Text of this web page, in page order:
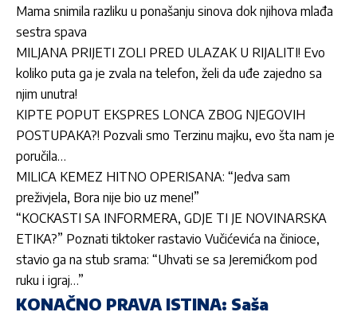
Mama snimila razliku u ponašanju sinova dok njihova mlađa
sestra spava
MILJANA PRIJETI ZOLI PRED ULAZAK U RIJALITI! Evo
koliko puta ga je zvala na telefon, želi da uđe zajedno sa
njim unutra!
KIPTE POPUT EKSPRES LONCA ZBOG NJEGOVIH
POSTUPAKA?! Pozvali smo Terzinu majku, evo šta nam je
poručila…
MILICA KEMEZ HITNO OPERISANA: “Jedva sam
preživjela, Bora nije bio uz mene!”
“KOCKASTI SA INFORMERA, GDJE TI JE NOVINARSKA
ETIKA?” Poznati tiktoker rastavio Vučićevića na činioce,
stavio ga na stub srama: “Uhvati se sa Jeremićkom pod
ruku i igraj…”
KONAČNO PRAVA ISTINA: Saša